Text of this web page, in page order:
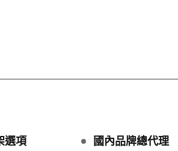
選項 國內品牌總代理